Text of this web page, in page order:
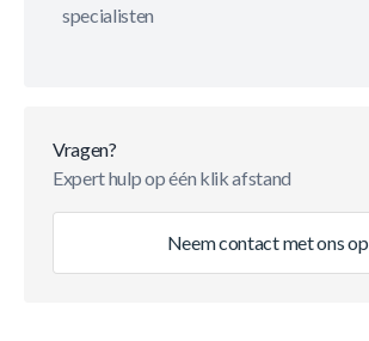
specialisten
Vragen?
Expert hulp op één klik afstand
Neem contact met ons op